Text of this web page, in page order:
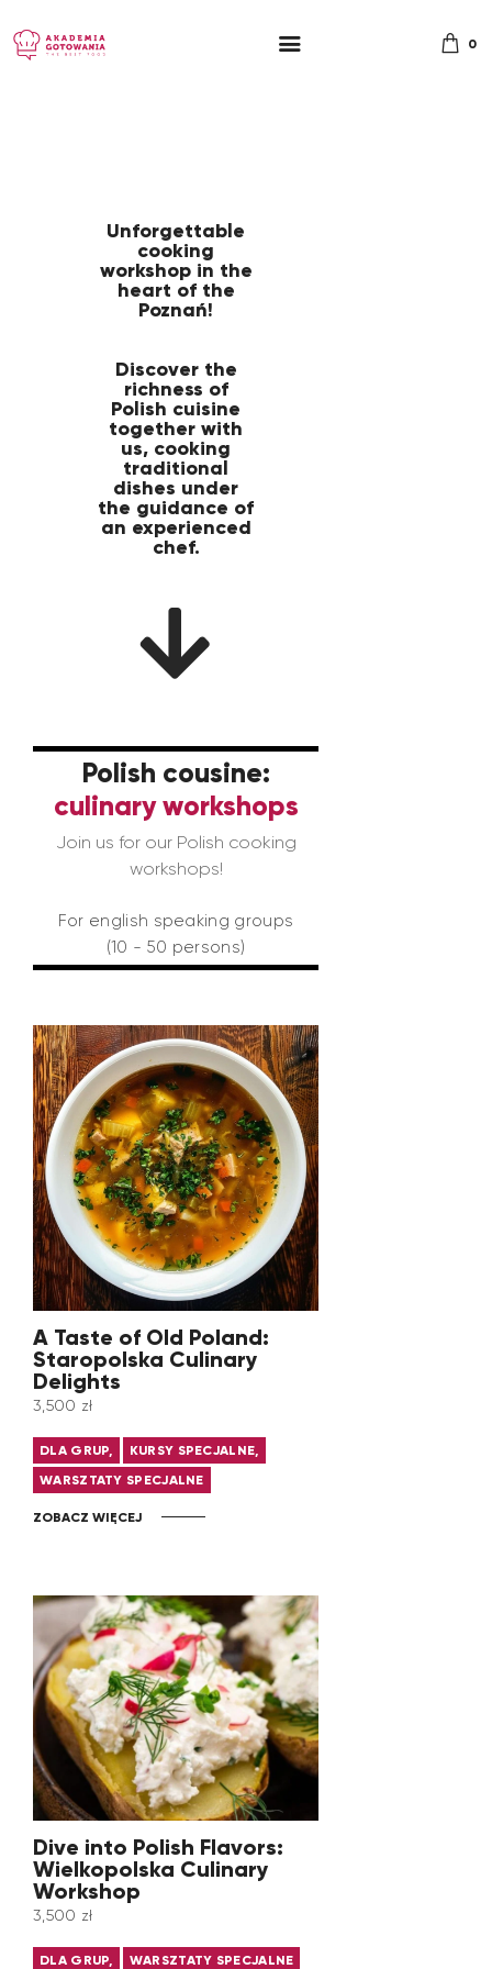
0
Unforgettable
cooking
workshop in the
heart of the
Poznań!
Discover the
richness of
Polish cuisine
together with
us, cooking
traditional
dishes under
the guidance of
an experienced
chef.
Polish cousine:
culinary workshops
Join us for our Polish cooking
workshops!
For english speaking groups
(10 - 50 persons)
A Taste of Old Poland:
Staropolska Culinary
Delights
3,500 zł
DLA GRUP,
KURSY SPECJALNE,
WARSZTATY SPECJALNE
ZOBACZ WIĘCEJ
Dive into Polish Flavors:
Wielkopolska Culinary
Workshop
3,500 zł
DLA GRUP, WARSZTATY SPECJALNE